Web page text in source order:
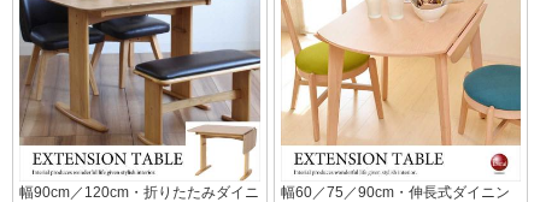
幅90cm／120cm・折りたたみダイニ
幅60／75／90cm・伸長式ダイニン